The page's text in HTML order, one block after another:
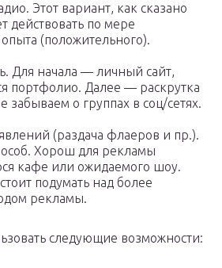
Этот вариант, как сказано
действовать по мере
(положительного).
Для начала — личный сайт,
портфолио. Далее — раскрутка
забываем о группах в соц/сетях.
(раздача флаеров и пр.).
Хорош для рекламы
кафе или ожидаемого шоу.
подумать над более
рекламы.
следующие возможности: